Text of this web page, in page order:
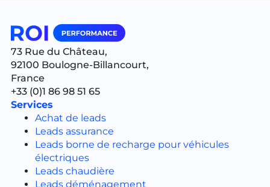
73 Rue du Château,
92100 Boulogne-Billancourt,
France
+33 (0)1 86 98 51 65
Services
Achat de leads
Leads assurance
Leads borne de recharge pour véhicules
électriques
Leads chaudière
Leads déménagement